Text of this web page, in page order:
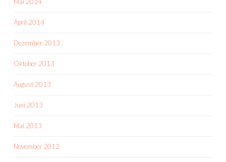
April 2014
Dezember 2013
Oktober 2013
August 2013
Juni 2013
Mai 2013
November 2012